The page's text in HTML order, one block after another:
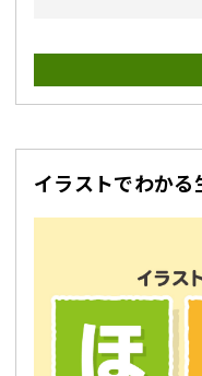
イラストでわか